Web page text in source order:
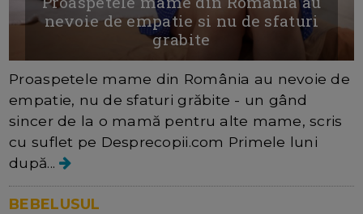
nevoie de empatie si nu de sfaturi
grabite
Proaspetele mame din România au nevoie de
empatie, nu de sfaturi grăbite - un gând
sincer de la o mamă pentru alte mame, scris
cu suflet pe Desprecopii.com Primele luni
după...
BEBELUSUL